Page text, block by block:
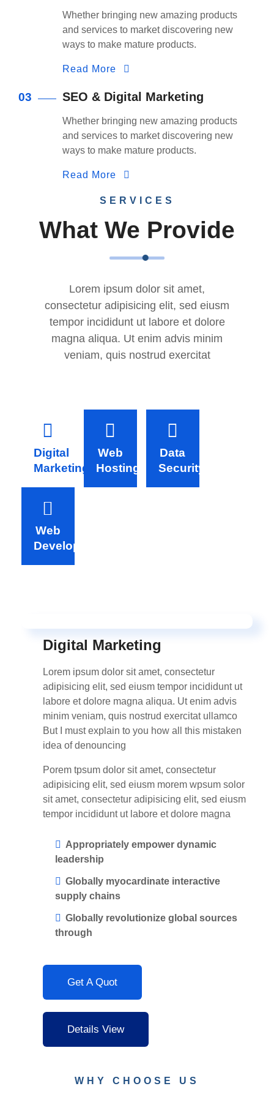
Whether bringing new amazing products
and services to market discovering new
ways to make mature products.
Read More
03 SEO & Digital Marketing
Whether bringing new amazing products
and services to market discovering new
ways to make mature products.
Read More
SERVICES
What We Provide
Lorem ipsum dolor sit amet,
consectetur adipisicing elit, sed eiusm
tempor incididunt ut labore et dolore
magna aliqua. Ut enim advis minim
veniam, quis nostrud exercitat
Digital
Marketing
Web
Hosting
Data
Security
Web
Development
Digital Marketing
Lorem ipsum dolor sit amet, consectetur
adipisicing elit, sed eiusm tempor incididunt ut
labore et dolore magna aliqua. Ut enim advis
minim veniam, quis nostrud exercitat ullamco
But I must explain to you how all this mistaken
idea of denouncing
Porem tpsum dolor sit amet, consectetur
adipisicing elit, sed eiusm morem wpsum solor
sit amet, consectetur adipisicing elit, sed eiusm
tempor incididunt ut labore et dolore magna
Appropriately empower dynamic
leadership
Globally myocardinate interactive
supply chains
Globally revolutionize global sources
through
Get A Quot
Details View
WHY CHOOSE US